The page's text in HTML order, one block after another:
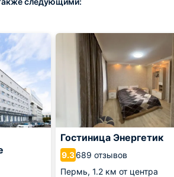
Гостиница Энергетик
9.3689 отзывов
Пермь, 1.2 км от центра